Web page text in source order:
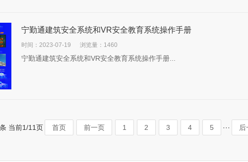
宁勤通建筑安全系统和VR安全教育系统操作手册
时间：2023-07-19 浏览量：1460
宁勤通建筑安全系统和VR安全教育系统操作手册...
当前1/11页 首页 前一页 1 2 3 4 5 ··· 后